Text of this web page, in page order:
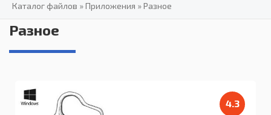
Каталог файлов »Приложения »Разное
Разное
4.3